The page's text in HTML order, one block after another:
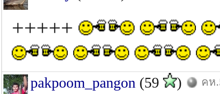
+++++
pakpoom_pangon (59 ) คห